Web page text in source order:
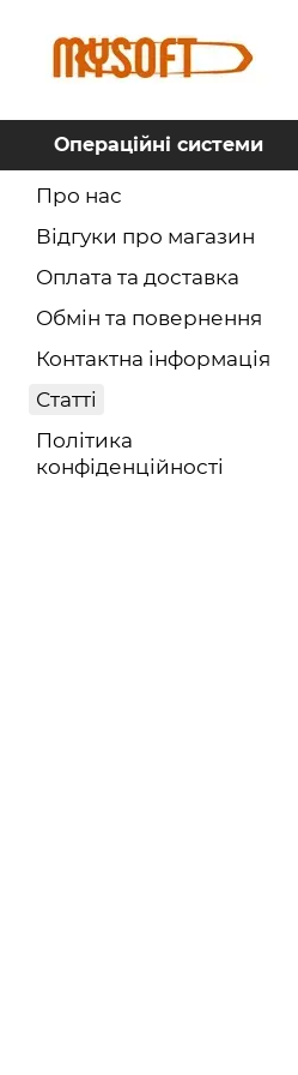
Операційні системи
Про нас
Відгуки про магазин
Оплата та доставка
Обмін та повернення
Контактна інформація
Статті
Політика
конфіденційності